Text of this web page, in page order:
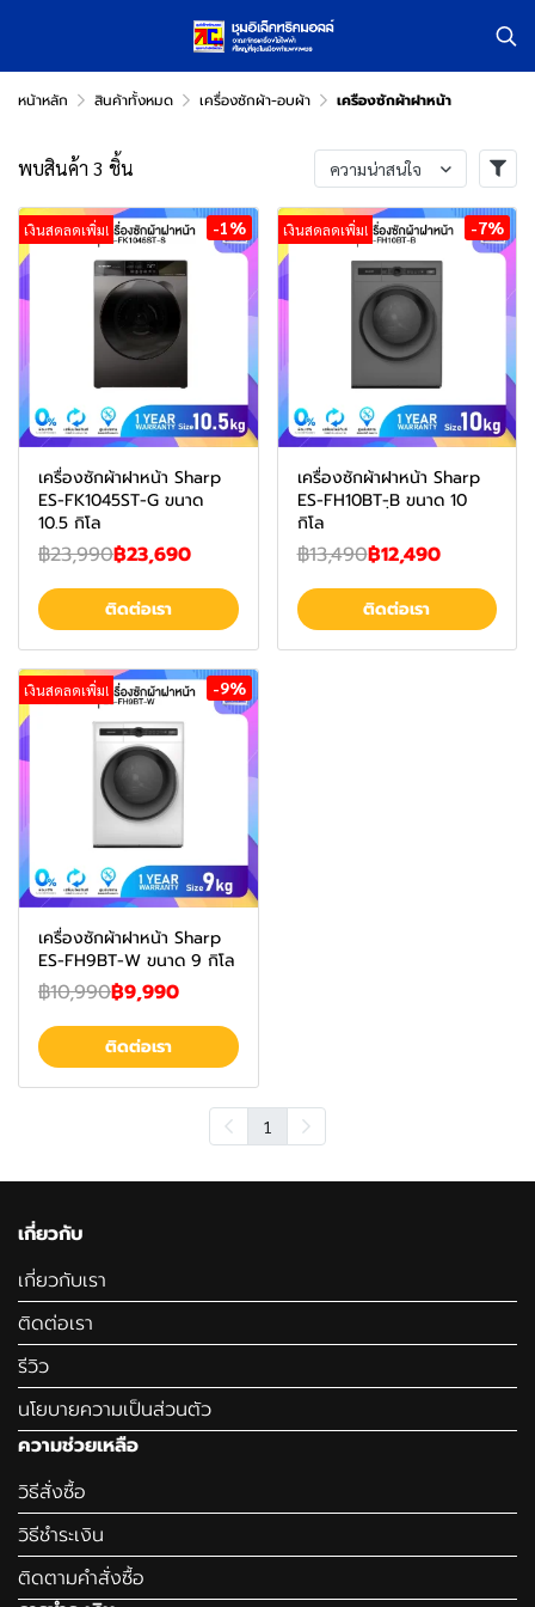
หน้าหลัก สินค้าทั้งหมด เครื่องซักผ้า-อบผ้า เครืองซักผ้าฝาหน้า
พบสินค้า 3 ชิ้น ความน่าสนใจ
เงินสดลดเพิ่ม! -1%
เครื่องซักผ้าฝาหน้า Sharp
ES-FK1045ST-G ขนาด
10.5 กิโล
฿23,990฿23,690
ติดต่อเรา
เงินสดลดเพิ่ม! -7%
เครื่องซักผ้าฝาหน้า Sharp
ES-FH10BT-ฺB ขนาด 10
กิโล
฿13,490฿12,490
ติดต่อเรา
เงินสดลดเพิ่ม! -9%
เครื่องซักผ้าฝาหน้า Sharp
ES-FH9BT-W ขนาด 9 กิโล
฿10,990฿9,990
ติดต่อเรา
1
เกี่ยวกับ
เกี่ยวกับเรา
ติดต่อเรา
รีวิว
นโยบายความเป็นส่วนตัว
ความช่วยเหลือ
วิธีสั่งซื้อ
วิธีชำระเงิน
ติดตามคำสั่งซื้อ